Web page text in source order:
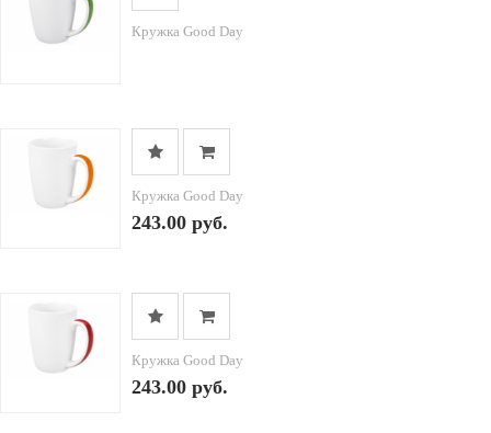
Кружка Good Day
Кружка Good Day
243.00 руб.
Кружка Good Day
243.00 руб.